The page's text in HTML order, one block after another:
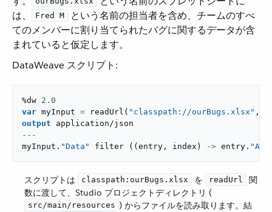
は、​
Fred M
​ という名前の担当者を含め、チームのすべ
てのメンバーに割り当てられたバグに関するデータが含
まれていると仮定します。
DataWeave スクリプト:
%dw 2.0
var myInput = readUrl ( "classpath://ourBugs.xlsx" ,
output
application/json
---
myInput . "Data" filter ( ( entry , index ) -> entry .
スクリプトは ​ classpath:ourBugs.xlsx ​ を ​ readUrl
​ 関
数に渡して、Studio プロジェクトディレクトリ (​
src/main/resources ​) からファイルを読み取ります。結